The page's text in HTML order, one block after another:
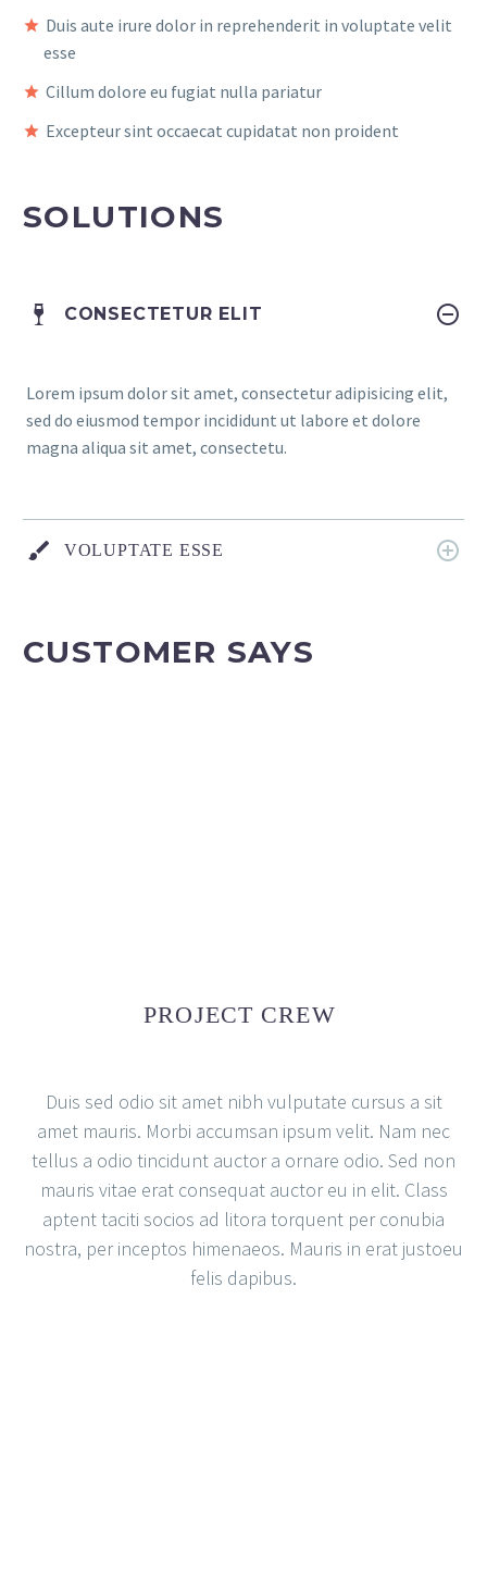
Duis aute irure dolor in reprehenderit in voluptate velit
esse
Cillum dolore eu fugiat nulla pariatur
Excepteur sint occaecat cupidatat non proident
SOLUTIONS
CONSECTETUR ELIT
Lorem ipsum dolor sit amet, consectetur adipisicing elit,
sed do eiusmod tempor incididunt ut labore et dolore
magna aliqua sit amet, consectetu.
VOLUPTATE ESSE
CUSTOMER SAYS
PROJECT CREW
Duis sed odio sit amet nibh vulputate cursus a sit
amet mauris. Morbi accumsan ipsum velit. Nam nec
tellus a odio tincidunt auctor a ornare odio. Sed non
mauris vitae erat consequat auctor eu in elit. Class
aptent taciti socios ad litora torquent per conubia
nostra, per inceptos himenaeos. Mauris in erat justoeu
felis dapibus.